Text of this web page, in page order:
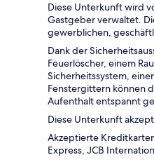
Diese Unterkunft wird
Gastgeber verwaltet.
gewerblichen,
Dank der
Feuerlöscher, einem
Sicherheitssystem,
Fenstergittern können
Aufenthalt entspannt
Diese Unterkunft
Akzeptierte
Express, JCB